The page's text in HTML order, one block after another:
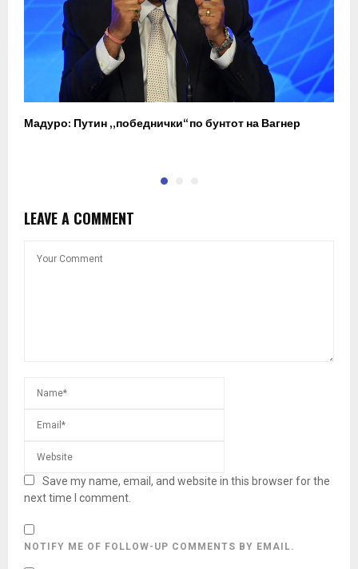
Мадуро: Путин „победнички“ по бунтот на Вагнер
LEAVE A COMMENT
Save my name, email, and website in this browser for the
next time I comment.
NOTIFY ME OF FOLLOW-UP COMMENTS BY EMAIL.